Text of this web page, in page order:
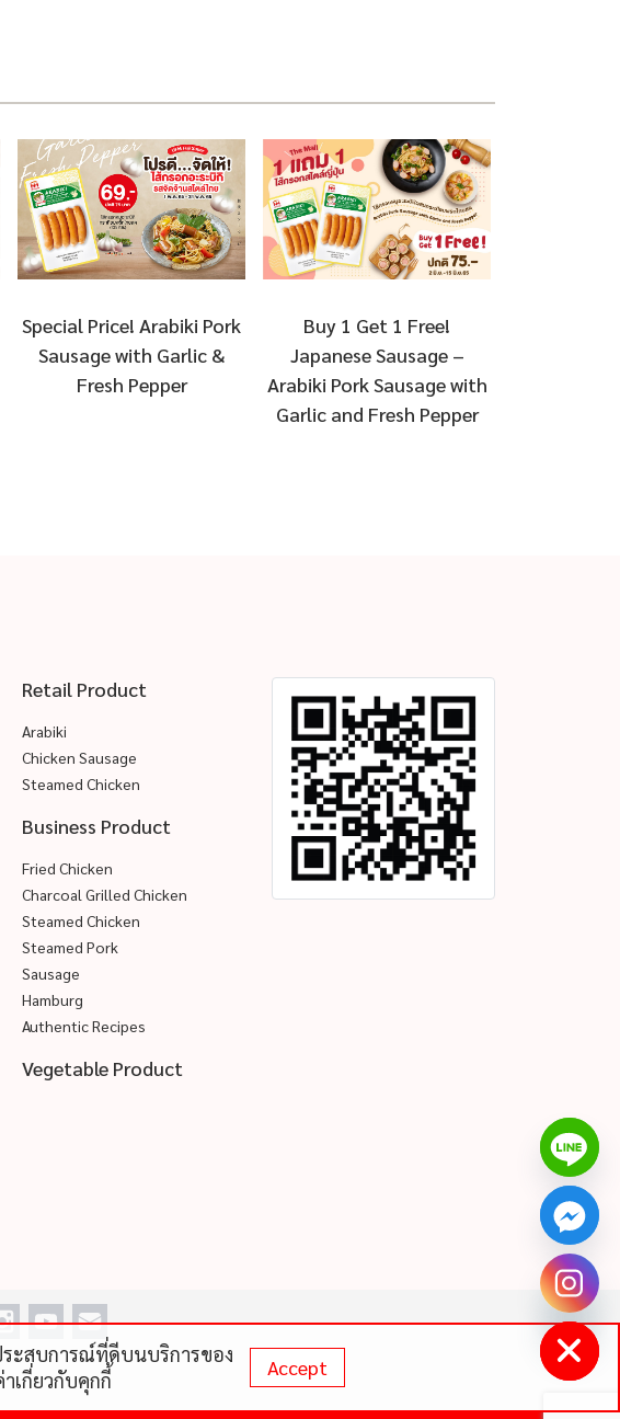
Special Price! Arabiki Pork
Sausage with Garlic &
Fresh Pepper
Buy 1 Get 1 Free!
Japanese Sausage –
Arabiki Pork Sausage with
Garlic and Fresh Pepper
Retail Product
Arabiki
Chicken Sausage
Steamed Chicken
Business Product
Fried Chicken
Charcoal Grilled Chicken
Steamed Chicken
Steamed Pork
Sausage
Hamburg
Authentic Recipes
Vegetable Product
ะสบการณ์ที่ดีบนบริการของ
เกี่ยวกับคุกกี้
Accept
Hide
chaty